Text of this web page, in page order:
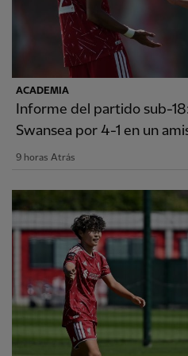
ACADEMIA
Informe del partido sub-
Swansea por 4-1 en un
9 horas Atrás